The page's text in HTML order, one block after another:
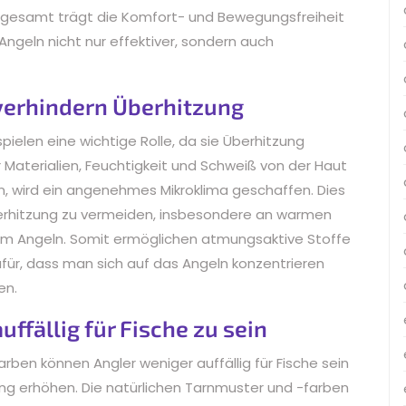
trägt die Komfort- und Bewegungsfreiheit
nicht nur effektiver, sondern auch
Überhitzung
eine wichtige Rolle, da sie Überhitzung
Feuchtigkeit und Schweiß von der Haut
ein angenehmes Mikroklima geschaffen. Dies
zu vermeiden, insbesondere an warmen
Angeln. Somit ermöglichen atmungsaktive Stoffe
dass man sich auf das Angeln konzentrieren
für Fische zu sein
können Angler weniger auffällig für Fische sein
erhöhen. Die natürlichen Tarnmuster und -farben